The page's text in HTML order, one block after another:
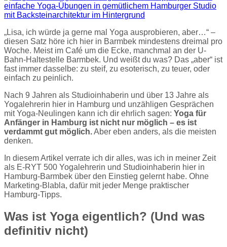
„Lisa, ich würde ja gerne mal Yoga ausprobieren, aber…“ –
diesen Satz höre ich hier in Barmbek mindestens dreimal pro
Woche. Meist im Café um die Ecke, manchmal an der U-
Bahn-Haltestelle Barmbek. Und weißt du was? Das „aber“ ist
fast immer dasselbe: zu steif, zu esoterisch, zu teuer, oder
einfach zu peinlich.
Nach 9 Jahren als Studioinhaberin und über 13 Jahre als
Yogalehrerin hier in Hamburg und unzähligen Gesprächen
mit Yoga-Neulingen kann ich dir ehrlich sagen: Yoga für
Anfänger in Hamburg ist nicht nur möglich – es ist
verdammt gut möglich.Aber eben anders, als die meisten
denken.
In diesem Artikel verrate ich dir alles, was ich in meiner Zeit
als E-RYT 500 Yogalehrerin und Studioinhaberin hier in
Hamburg-Barmbek über den Einstieg gelernt habe. Ohne
Marketing-Blabla, dafür mit jeder Menge praktischer
Hamburg-Tipps.
Was ist Yoga eigentlich? (Und was
definitiv nicht)